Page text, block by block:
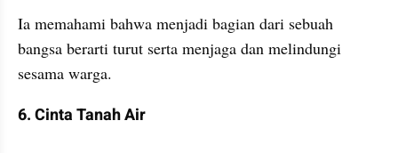
Ia memahami bahwa menjadi bagian dari sebuah
bangsa berarti turut serta menjaga dan melindungi
sesama warga.
6. Cinta Tanah Air